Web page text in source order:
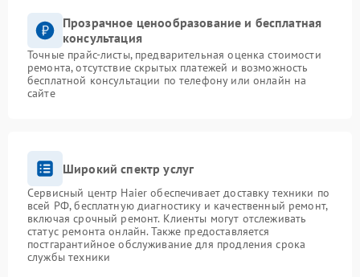
Прозрачное ценообразование и бесплатная
консультация
Точные прайс-листы, предварительная оценка стоимости
ремонта, отсутствие скрытых платежей и возможность
бесплатной консультации по телефону или онлайн на
сайте
Широкий спектр услуг
Сервисный центр Haier обеспечивает доставку техники по
всей РФ, бесплатную диагностику и качественный ремонт,
включая срочный ремонт. Клиенты могут отслеживать
статус ремонта онлайн. Также предоставляется
постгарантийное обслуживание для продления срока
службы техники